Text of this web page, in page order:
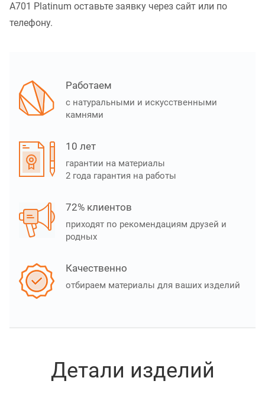
A701 Platinum оставьте заявку через сайт или по
телефону.
Работаем
с натуральными и искусственными
камнями
10 лет
гарантии на материалы
2 года гарантия на работы
72% клиентов
приходят по рекомендациям друзей и
родных
Качественно
отбираем материалы для ваших изделий
Детали изделий